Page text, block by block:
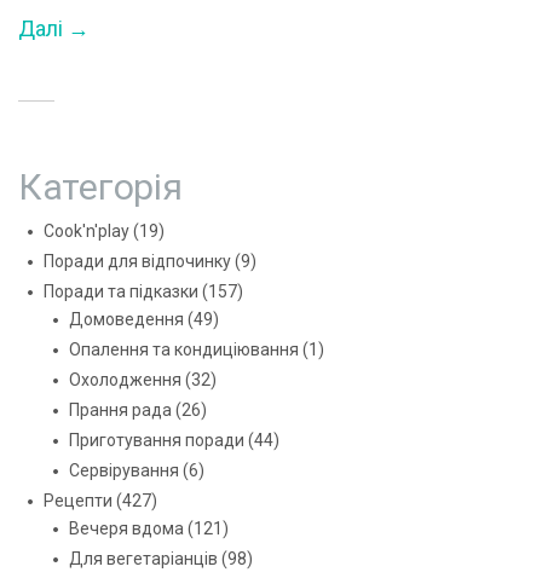
Далі →
Категорія
Cook'n'play(19)
Поради для відпочинку(9)
Поради та підказки (157)
Домоведення (49)
Опалення та кондиціювання (1)
Охолодження (32)
Прання рада(26)
Приготування поради (44)
Сервірування (6)
Рецепти (427)
Вечеря вдома(121)
Для вегетаріанців (98)